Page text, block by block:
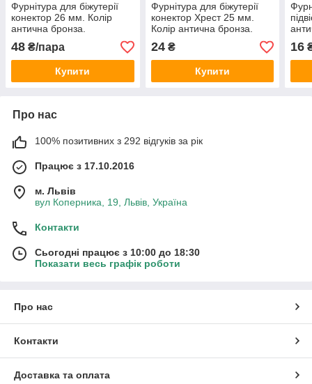
Фурнітура для біжутерії
конектор 26 мм. Колір
антична бронза.
Коннектор для біжутерії.
Ціна за пару
48 ₴/пара
Купити
Фурнітура для біжутерії
конектор Хрест 25 мм.
Колір антична бронза.
Бейл, підвіска. Ціна за 1
штуку.
24₴
Купити
16
Про нас
100% позитивних з 292 відгуків за рік
Працює з 17.10.2016
м. Львів
вул Коперника, 19, Львів, Україна
Контакти
Сьогодні працює з 10:00 до 18:30
Показати весь графік роботи
Про нас
Контакти
Доставка та оплата